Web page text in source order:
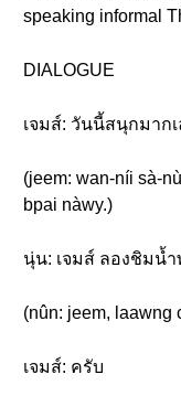
speaking informal
DIALOGUE
เจมส์: วันนี้สนุกมาก
(jeem: wan-níi sà-
bpai nàwy.)
นุ่น: เจมส์ ลองชิมน้
(nûn: jeem, laawng
เจมส์: ครับ